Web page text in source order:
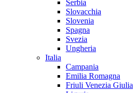
Serbia
Slovacchia
Slovenia
Spagna
Svezia
Ungheria
Italia
Campania
Emilia Romagna
Friuli Venezia Giulia